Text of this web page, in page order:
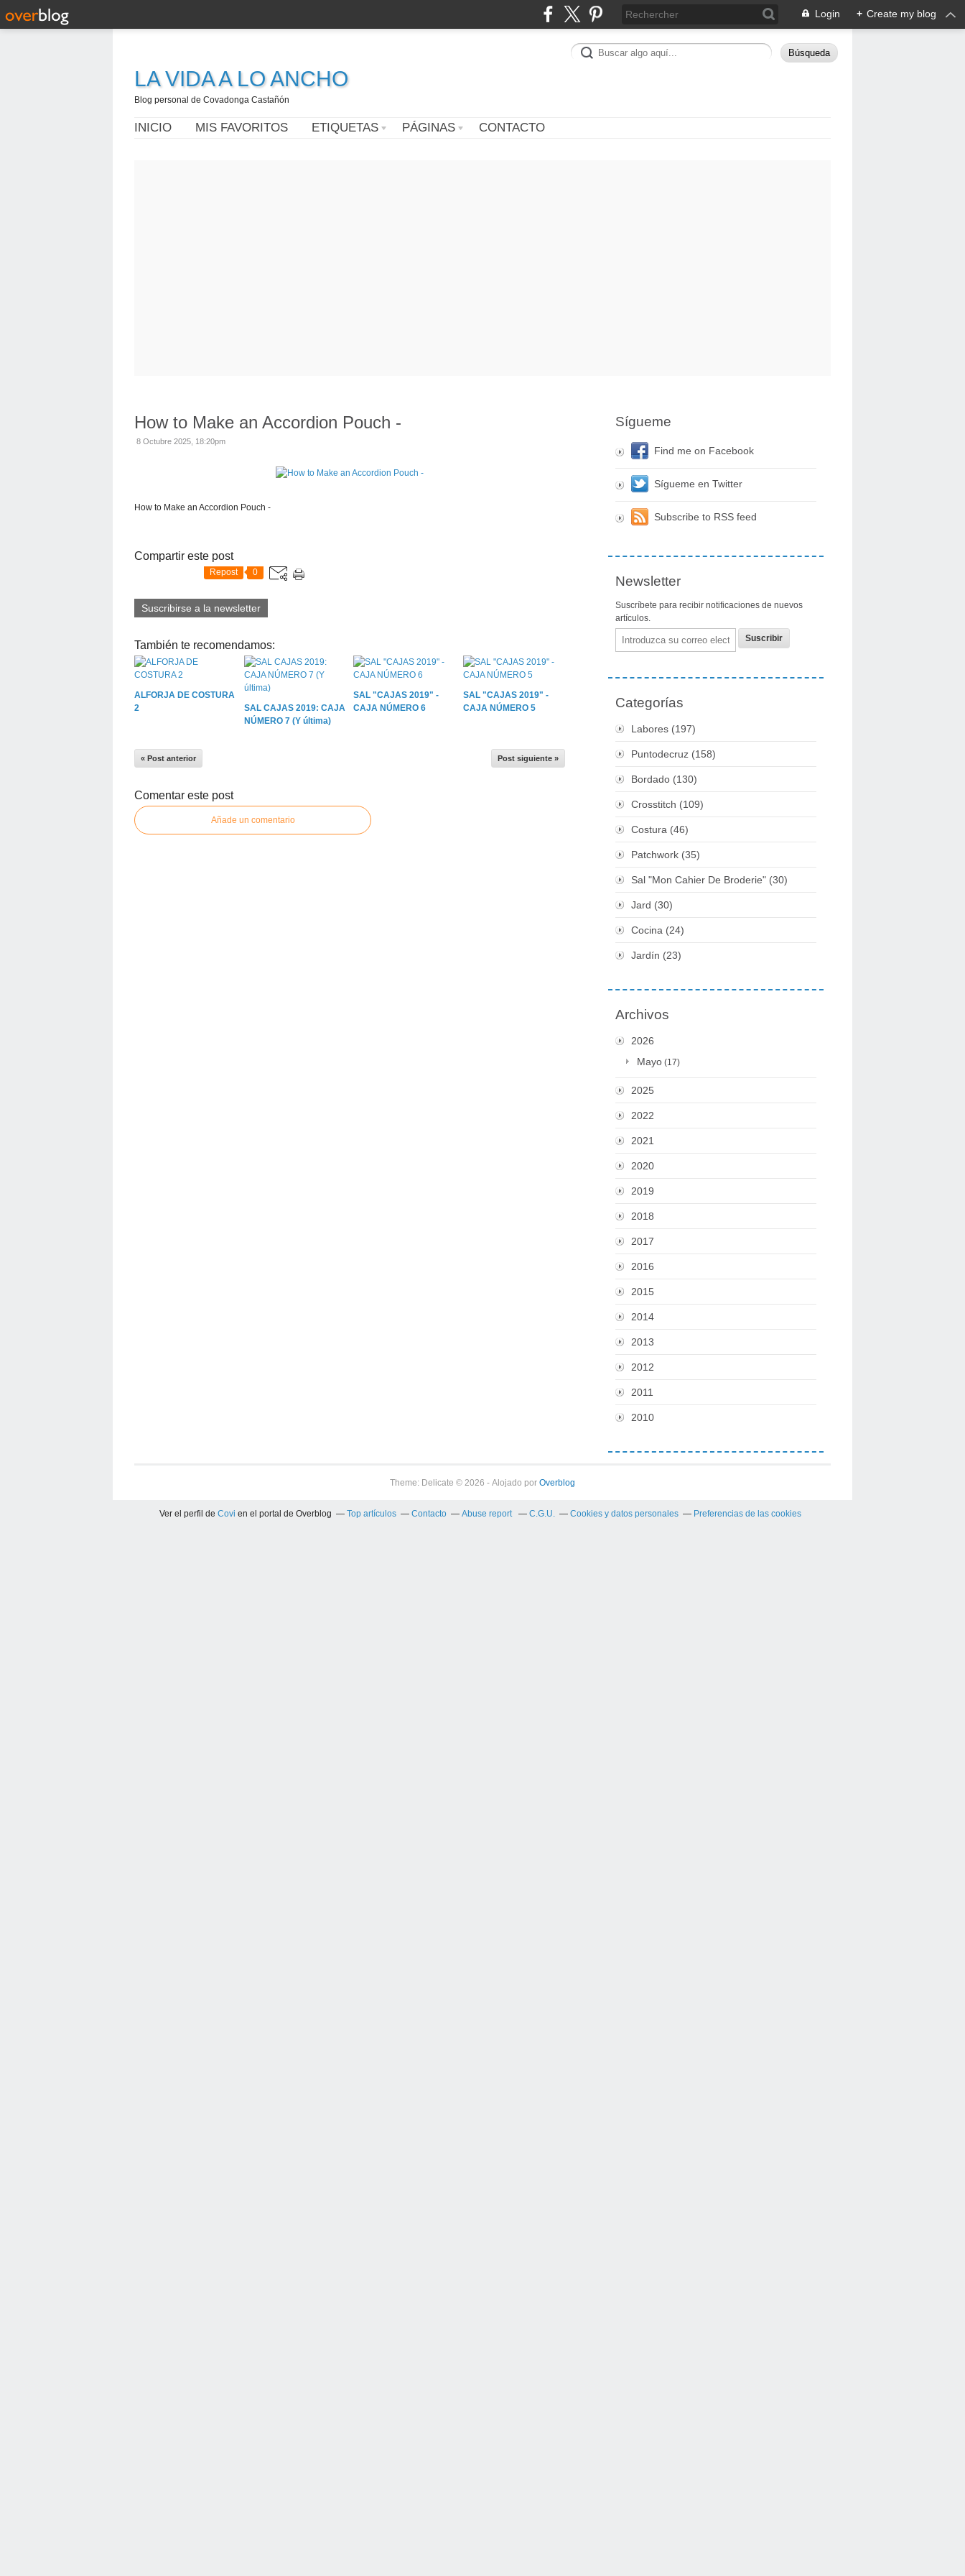
Login + Create my blog
LA VIDA A LO ANCHO
Blog personal de Covadonga Castañón
INICIO MIS FAVORITOS ETIQUETAS PÁGINAS CONTACTO
How to Make an Accordion Pouch -
8 Octubre 2025, 18:20pm
How to Make an Accordion Pouch -
Compartir este post
Repost 0
Suscribirse a la newsletter
También te recomendamos:
ALFORJA DE COSTURA
2
SAL CAJAS 2019: CAJA
NÚMERO 7 (Y última)
SAL "CAJAS 2019" -
CAJA NÚMERO 6
SAL "CAJAS 2019" -
CAJA NÚMERO 5
« Post anterior Post siguiente »
Comentar este post
Añade un comentario
Sígueme
Find me on Facebook
Sígueme en Twitter
Subscribe to RSS feed
Newsletter
Suscríbete para recibir notificaciones de nuevos
artículos.
Email
Categorías
Labores (197)
Puntodecruz (158)
Bordado (130)
Crosstitch (109)
Costura (46)
Patchwork (35)
Sal "mon Cahier De Broderie" (30)
Jard (30)
Cocina (24)
Jardín (23)
Archivos
2026
Mayo (17)
2025
2022
2021
2020
2019
2018
2017
2016
2015
2014
2013
2012
2011
2010
Theme: Delicate © 2026 - Alojado por Overblog
Ver el perfil de Covi en el portal de Overblog Top artículos Contacto Abuse report C.G.U. Cookies y datos personales Preferencias de las cookies